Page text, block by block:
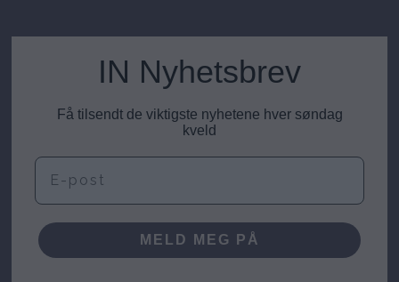
IN Nyhetsbrev
Få tilsendt de viktigste nyhetene hver søndag
kveld
E-post
MELD MEG PÅ